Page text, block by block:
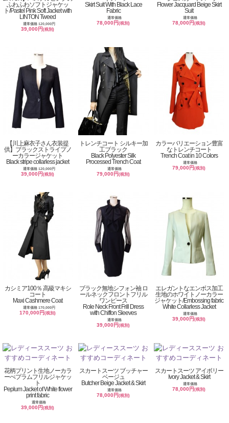
ふわふわソフトジャケッ
ト/Pastel Pink Soft Jacket with
LINTON Tweed
通常価格 120,000円
39,000円(税別)
Skirt Suit With Black Lace
Fabric
通常価格
78,000円(税別)
Flower Jacquard Beige Skirt
Suit
通常価格
78,000円(税別)
【川上麻衣子さん衣装提
供】ブラックストライプノ
ーカラージャケット
Black stripe collarless jacket
通常価格 120,000円
39,000円(税別)
トレンチコート シルキー加
工ブラック
Black Polyester Silk
Processed Trench Coat
通常価格
79,000円(税別)
カラーバリエーション豊富
なトレンチコート
Trench Coat in 10 Colors
通常価格
79,000円(税別)
カシミア100％ 高級マキシ
コート
Maxi Cashmere Coat
通常価格 170,000円
170,000円(税別)
ブラック無地シフォン袖 ロ
ールネックフロントフリル
ワンピース
Role Neck Front Frill Dress
with Chiffon Sleeves
通常価格
39,000円(税別)
エレガントなエンボス加工
生地のホワイトノーカラー
ジャケット/Embossing fabric
White Collarless Jacket
通常価格
39,000円(税別)
花柄プリント生地ノーカラ
ーぺプラムフリルジャケッ
ト
Peplum Jacket of White flower
print fabric
通常価格
39,000円(税別)
スカートスーツ ブッチャー
ベージュ
Butcher Beige Jacket & Skirt
通常価格
78,000円(税別)
スカートスーツ アイボリー
Ivory Jacket & Skirt
通常価格
78,000円(税別)